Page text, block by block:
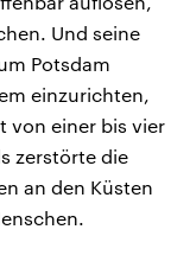
Und seine
Potsdam
einzurichten,
von einer bis vier
zerstörte die
an den Küsten